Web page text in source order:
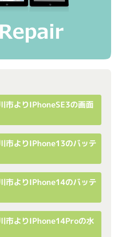
市よりiPhoneSE3の画面
市よりiPhone13のバッテ
市よりiPhone14のバッテ
市よりiPhone14Proの水